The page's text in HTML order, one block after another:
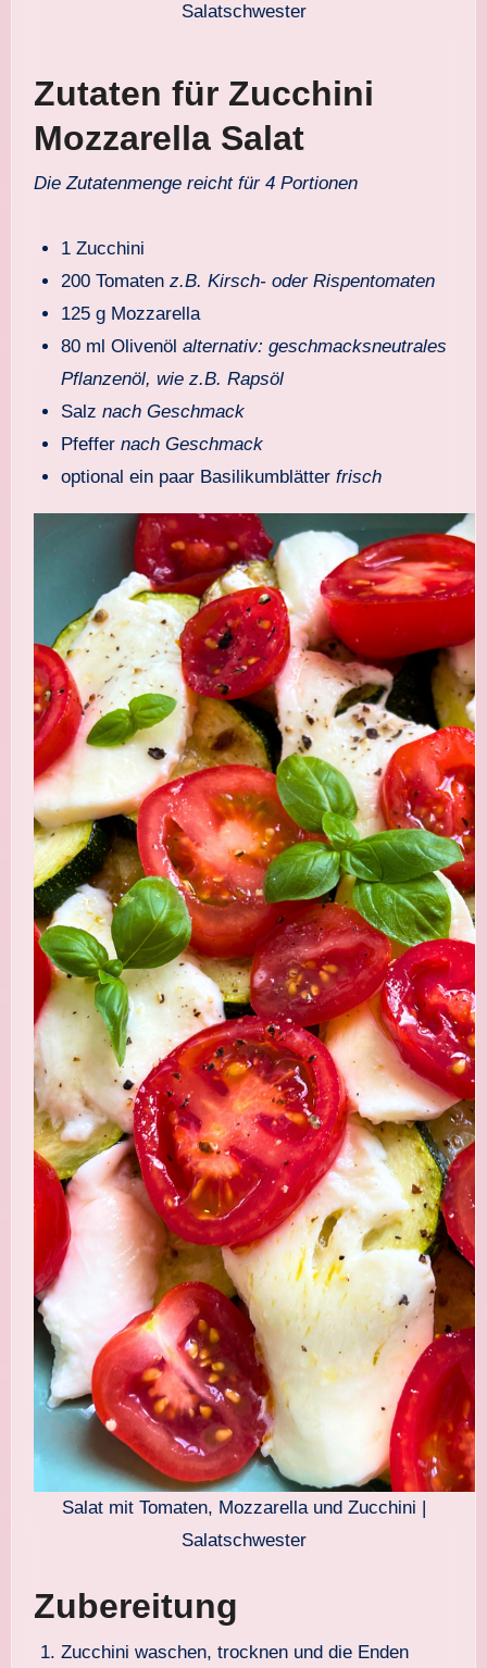
Salatschwester
Zutaten für Zucchini
Mozzarella Salat
Die Zutatenmenge reicht für 4 Portionen
1 Zucchini
200 Tomatenz.B. Kirsch- oder Rispentomaten
125 g Mozzarella
80 ml Olivenölalternativ: geschmacksneutrales
Pflanzenöl, wie z.B. Rapsöl
Salznach Geschmack
Pfeffernach Geschmack
optional ein paar Basilikumblätterfrisch
Salat mit Tomaten, Mozzarella und Zucchini |
Salatschwester
Zubereitung
Zucchini waschen, trocknen und die Enden